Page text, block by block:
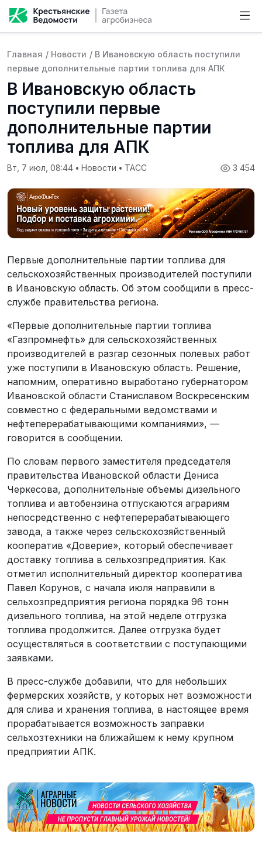
Главная / Новости / В Ивановскую область поступили
первые дополнительные партии топлива для АПК
В Ивановскую область
поступили первые
дополнительные партии
топлива для АПК
3 454
Вт, 7 июл, 08:44 • Новости • ТАСС
Первые дополнительные партии топлива для
сельскохозяйственных производителей поступили
в Ивановскую область. Об этом сообщили в пресс-
службе правительства региона.
«Первые дополнительные партии топлива
«Газпромнефть» для сельскохозяйственных
производителей в разгар сезонных полевых работ
уже поступили в Ивановскую область. Решение,
напомним, оперативно выработано губернатором
Ивановской области Станиславом Воскресенским
совместно с федеральными ведомствами и
нефтеперерабатывающими компаниями», —
говорится в сообщении.
По словам первого заместителя председателя
правительства Ивановской области Дениса
Черкесова, дополнительные объемы дизельного
топлива и автобензина отпускаются аграриям
непосредственно с нефтеперерабатывающего
завода, а также через сельскохозяйственный
кооператив «Доверие», который обеспечивает
доставку топлива в сельхозпредприятия. Как
отметил исполнительный директор кооператива
Павел Корунов, с начала июля направили в
сельхозпредприятия региона порядка 96 тонн
дизельного топлива, на этой неделе отгрузка
топлива продолжится. Далее отгрузка будет
осуществляться в соответствии с поступающими
заявками.
В пресс-службе добавили, что для небольших
фермерских хозяйств, у которых нет возможности
для слива и хранения топлива, в настоящее время
прорабатывается возможность заправки
сельхозтехники на ближайшем к нему крупном
предприятии АПК.